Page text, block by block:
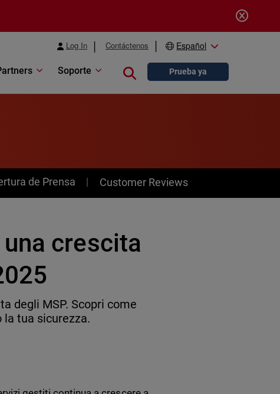
Log In Contáctenos Español
Soporte Close searchPrueba ya
de Prensa Customer Reviews
crescita
degli MSP. Scopri come
tua sicurezza.